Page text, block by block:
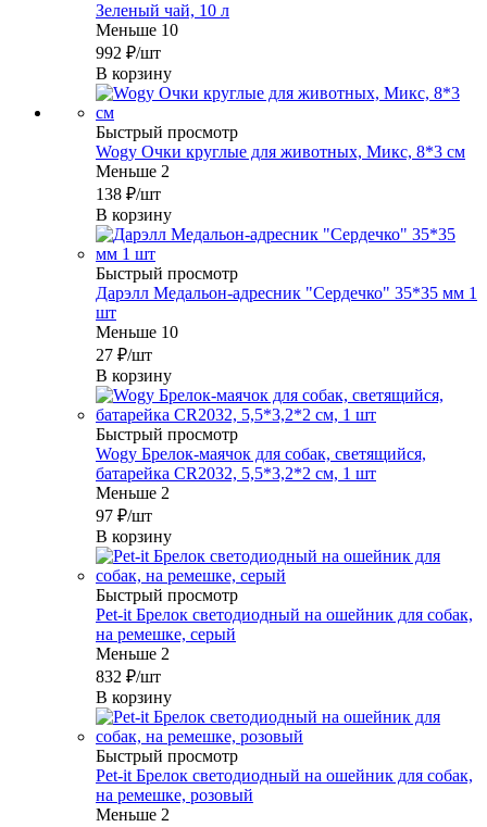
Зеленый чай, 10 л
Меньше 10
992 ₽/шт
В корзину
Быстрый просмотр
Wogy Очки круглые для животных, Микс, 8*3 см
Меньше 2
138 ₽/шт
В корзину
Быстрый просмотр
Дарэлл Медальон-адресник "Сердечко" 35*35 мм 1
шт
Меньше 10
27 ₽/шт
В корзину
Быстрый просмотр
Wogy Брелок-маячок для собак, светящийся,
батарейка CR2032, 5,5*3,2*2 см, 1 шт
Меньше 2
97 ₽/шт
В корзину
Быстрый просмотр
Pet-it Брелок светодиодный на ошейник для собак,
на ремешке, серый
Меньше 2
832 ₽/шт
В корзину
Быстрый просмотр
Pet-it Брелок светодиодный на ошейник для собак,
на ремешке, розовый
Меньше 2